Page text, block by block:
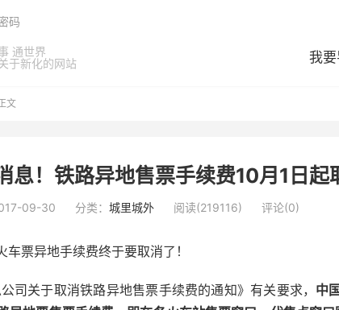
通世界
于新化的网站
我
码
文
息！铁路异地售票手续费10月1日起
09-30 分类： 城里城外 阅读(219116) 评论(0)
票异地手续费终于要取消了！
司关于取消铁路异地售票手续费的通知》有关要求， 中